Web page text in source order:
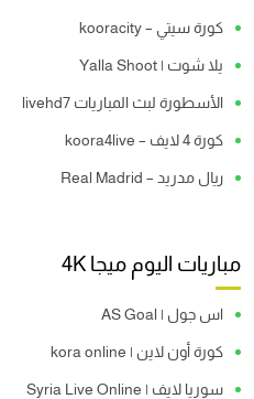
كورة سيتي – kooracity
يلا شوت | Yalla Shoot
الأسطورة لبث المباريات livehd7
كورة 4 لايف – koora4live
ريال مدريد – Real Madrid
مباريات اليوم ميجا 4K
اس جول | AS Goal
كورة أون لاين | kora online
سوريا لايف | Syria Live Online